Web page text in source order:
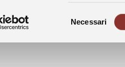
Necessari
Aree Storiche
Langhe, Monferrato,